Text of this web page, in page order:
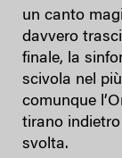
un canto
davvero
finale, la
scivola nel
comunque
tirano
svolta.